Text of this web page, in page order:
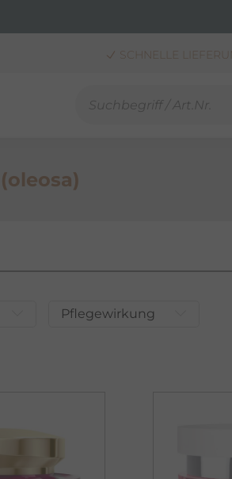
SCHNELLE
Pflegewirkung